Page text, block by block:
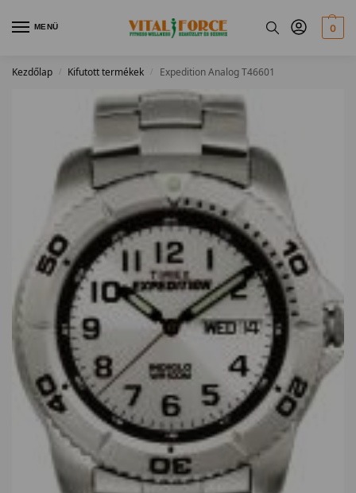
MENÜ 0
Kezdőlap / Kifutott termékek / Expedition Analog T46601